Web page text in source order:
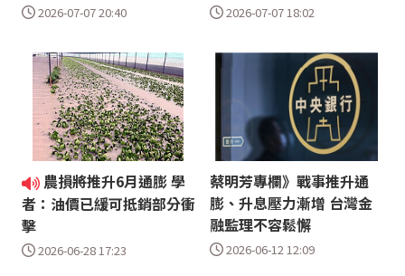
2026-07-07 20:40 2026-07-07 18:02
農損將推升6月通膨 學
者：油價已緩可抵銷部分衝
擊
2026-06-28 17:23
蔡明芳專欄》戰事推升通
膨、升息壓力漸增 台灣金
融監理不容鬆懈
2026-06-12 12:09